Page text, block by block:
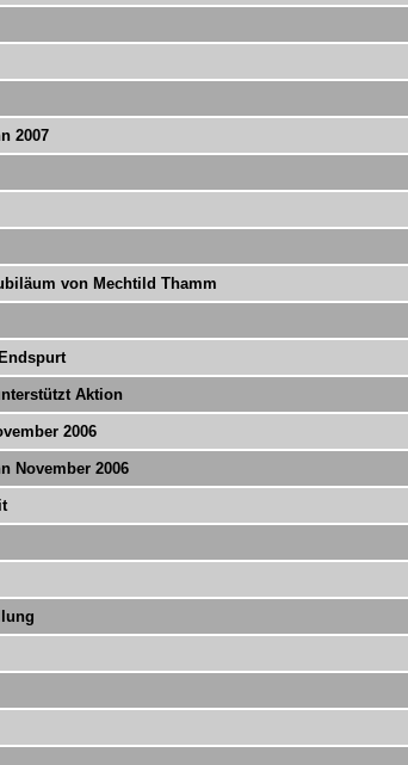
2007
von Mechtild Thamm
Aktion
2006
November 2006